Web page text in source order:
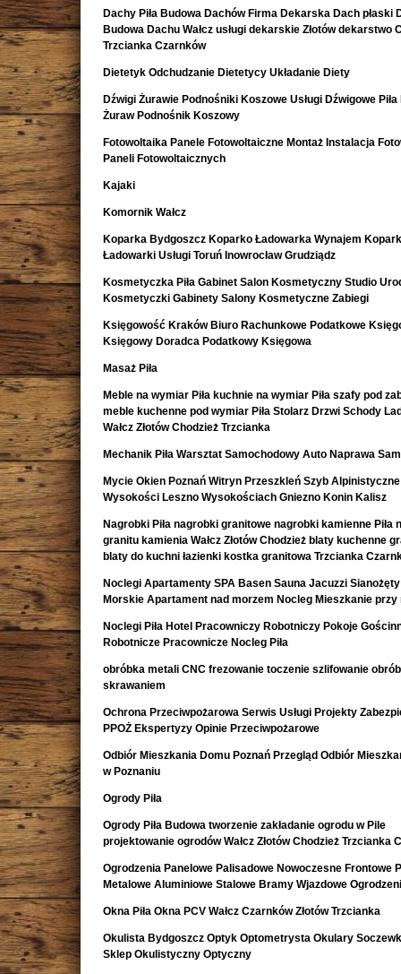
Dachy Piła Budowa Dachów Firma Dekarska Dach płaski
Budowa Dachu Wałcz usługi dekarskie Złotów dekarstwo
Trzcianka Czarnków
Dietetyk Odchudzanie Dietetycy Układanie Diety
Dźwigi Żurawie Podnośniki Koszowe Usługi Dźwigowe Piła
Żuraw Podnośnik Koszowy
Fotowoltaika Panele Fotowoltaiczne Montaż Instalacja
Paneli Fotowoltaicznych
Kajaki
Komornik Wałcz
Koparka Bydgoszcz Koparko Ładowarka Wynajem
Ładowarki Usługi Toruń Inowrocław Grudziądz
Kosmetyczka Piła Gabinet Salon Kosmetyczny Studio
Kosmetyczki Gabinety Salony Kosmetyczne Zabiegi
Księgowość Kraków Biuro Rachunkowe Podatkowe
Księgowy Doradca Podatkowy Księgowa
Masaż Piła
Meble na wymiar Piła kuchnie na wymiar Piła szafy pod
meble kuchenne pod wymiar Piła Stolarz Drzwi Schody
Wałcz Złotów Chodzież Trzcianka
Mechanik Piła Warsztat Samochodowy Auto Naprawa
Mycie Okien Poznań Witryn Przeszkleń Szyb
Wysokości Leszno Wysokościach Gniezno Konin Kalisz
Nagrobki Piła nagrobki granitowe nagrobki kamienne Piła
granitu kamienia Wałcz Złotów Chodzież blaty kuchenne
blaty do kuchni łazienki kostka granitowa Trzcianka
Noclegi Apartamenty SPA Basen Sauna Jacuzzi
Morskie Apartament nad morzem Nocleg Mieszkanie przy
Noclegi Piła Hotel Pracowniczy Robotniczy Pokoje
Robotnicze Pracownicze Nocleg Piła
obróbka metali CNC frezowanie toczenie szlifowanie
skrawaniem
Ochrona Przeciwpożarowa Serwis Usługi Projekty
PPOŻ Ekspertyzy Opinie Przeciwpożarowe
Odbiór Mieszkania Domu Poznań Przegląd Odbiór
w Poznaniu
Ogrody Piła
Ogrody Piła Budowa tworzenie zakładanie ogrodu w Pile
projektowanie ogrodów Wałcz Złotów Chodzież Trzcianka
Ogrodzenia Panelowe Palisadowe Nowoczesne Frontowe
Metalowe Aluminiowe Stalowe Bramy Wjazdowe
Okna Piła Okna PCV Wałcz Czarnków Złotów Trzcianka
Okulista Bydgoszcz Optyk Optometrysta Okulary
Sklep Okulistyczny Optyczny